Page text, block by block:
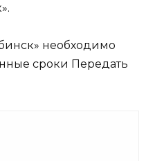
необходимо
сроки Передать